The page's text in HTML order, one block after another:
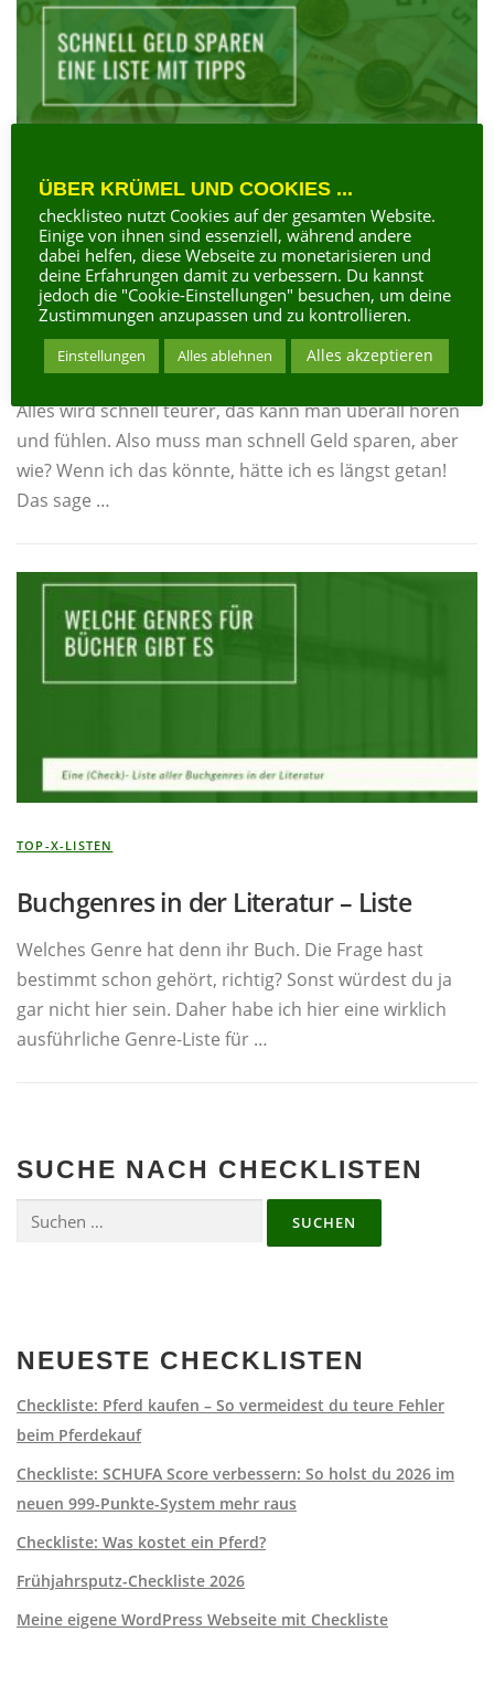
TOP-X-LISTEN
Wie kann man am besten und schnell
Geld sparen
Alles wird schnell teurer, das kann man überall hören
und fühlen. Also muss man schnell Geld sparen, aber
wie? Wenn ich das könnte, hätte ich es längst getan!
Das sage …
TOP-X-LISTEN
Buchgenres in der Literatur – Liste
Welches Genre hat denn ihr Buch. Die Frage hast
bestimmt schon gehört, richtig? Sonst würdest du ja
gar nicht hier sein. Daher habe ich hier eine wirklich
ausführliche Genre-Liste für …
SUCHE NACH CHECKLISTEN
Suchen
NEUESTE CHECKLISTEN
Checkliste: Pferd kaufen – So vermeidest du teure Fehler
beim Pferdekauf
Checkliste: SCHUFA Score verbessern: So holst du 2026 im
neuen 999-Punkte-System mehr raus
Checkliste: Was kostet ein Pferd?
Frühjahrsputz-Checkliste 2026
Meine eigene WordPress Webseite mit Checkliste
ÜBER KRÜMEL UND COOKIES ...
checklisteo nutzt Cookies auf der gesamten Website.
Einige von ihnen sind essenziell, während andere
dabei helfen, diese Webseite zu monetarisieren und
deine Erfahrungen damit zu verbessern. Du kannst
jedoch die "Cookie-Einstellungen" besuchen, um deine
Zustimmungen anzupassen und zu kontrollieren.
Einstellungen Alles ablehnen Alles akzeptieren